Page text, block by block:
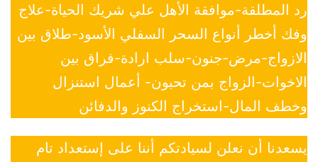
رد المطلقة-موافقة الأهل علي شريك الحياة-علاج
وفك أخطر أنواع السحر السفلي الأسود-طلاق بين
الازواج-مرض-جنون-سلب ارادة-فراق بين
الاخوات-الزواج بمن تحبون- أعمال استنزال
وخطف المال-استخراج الكنوز والدفائن
يسعدنا أن نعلن لسيادتكم أننا على إستعداد تام